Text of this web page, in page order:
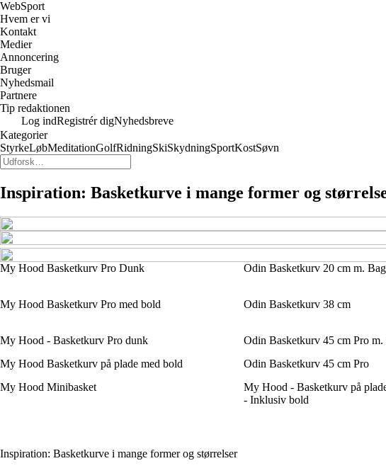
WebSport
Hvem er vi
Kontakt
Medier
Annoncering
Bruger
Nyhedsmail
Partnere
Tip redaktionen
Log indRegistrér digNyhedsbreve
Kategorier
StyrkeLøbMeditationGolfRidningSkiSkydningSportKostSøvn
Inspiration: Basketkurve i mange former og
My Hood Basketkurv Pro Dunk Odin Basketkurv 20 cm m.
My Hood Basketkurv Pro med bold Odin Basketkurv 38 cm
My Hood - Basketkurv Pro dunk Odin Basketkurv 45 cm Pro m.
My Hood Basketkurv på plade med bold
Odin Basketkurv 45 cm Pro
My Hood Minibasket
My Hood - Basketkurv på
- Inklusiv bold
Inspiration: Basketkurve i mange former og størrelser